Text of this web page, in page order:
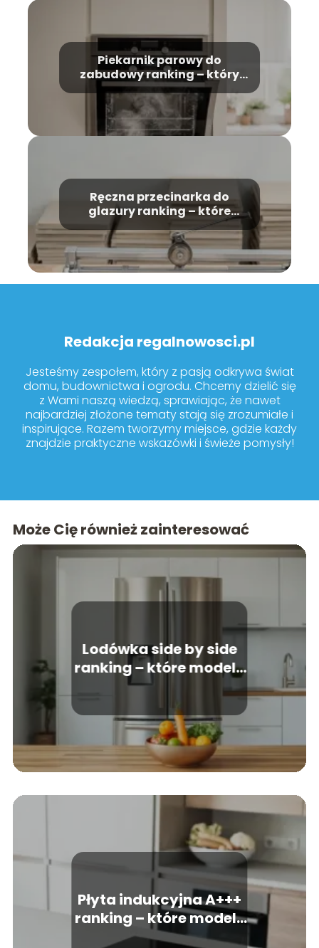
Piekarnik parowy do
zabudowy ranking – który
model wybrać?
Ręczna przecinarka do
glazury ranking – które
modele warto kupić?
Redakcja regalnowosci.pl
Jesteśmy zespołem, który z pasją odkrywa świat
domu, budownictwa i ogrodu. Chcemy dzielić się
z Wami naszą wiedzą, sprawiając, że nawet
najbardziej złożone tematy stają się zrozumiałe i
inspirujące. Razem tworzymy miejsce, gdzie każdy
znajdzie praktyczne wskazówki i świeże pomysły!
Może Cię również zainteresować
Lodówka side by side
ranking – które modele
warto kupić?
Płyta indukcyjna A+++
ranking – które modele
wybrać?